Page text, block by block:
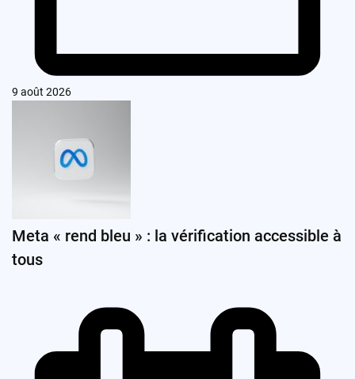
9 août 2026
Meta « rend bleu » : la vérification accessible à
tous